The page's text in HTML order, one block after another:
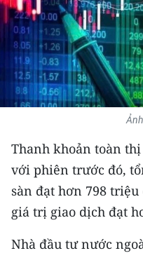
KHOA HỌC - CÔNG
MÔI TRƯỜNG
BẠN ĐỌC
KIỂM CHỨNG THÔNG
TRI THỨC CHUYÊN SÂU
54 DÂN TỘC VIỆT NAM
CHƯƠNG TRÌNH OCOP
Thanh khoản toàn
với phiên trước đó,
sàn đạt hơn 798
giá trị giao dịch đạt
Nhà đầu tư nước